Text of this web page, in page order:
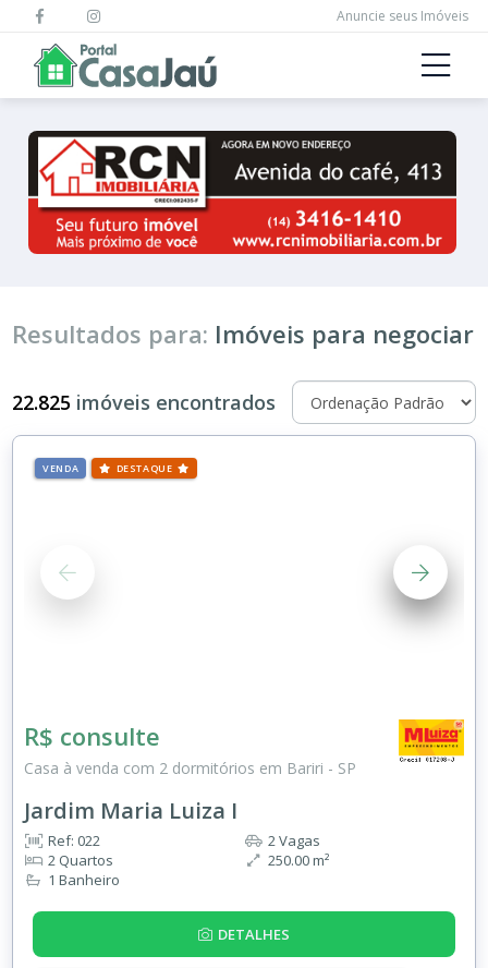
Anuncie seus Imóveis
Resultados para: Imóveis para negociar
22.825 imóveis encontrados
VENDA DESTAQUE
R$ consulte
Casa à venda com 2 dormitórios em Bariri - SP
Jardim Maria Luiza I
Ref: 022
2 Quartos
1 Banheiro
2 Vagas
250.00 m²
DETALHES